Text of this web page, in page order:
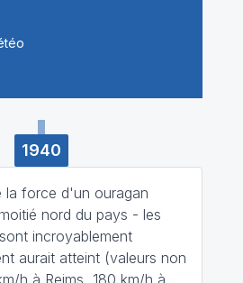
1940
la force d'un ouragan
nord du pays - les
incroyablement
aurait atteint (valeurs non
h à Reims, 180 km/h à